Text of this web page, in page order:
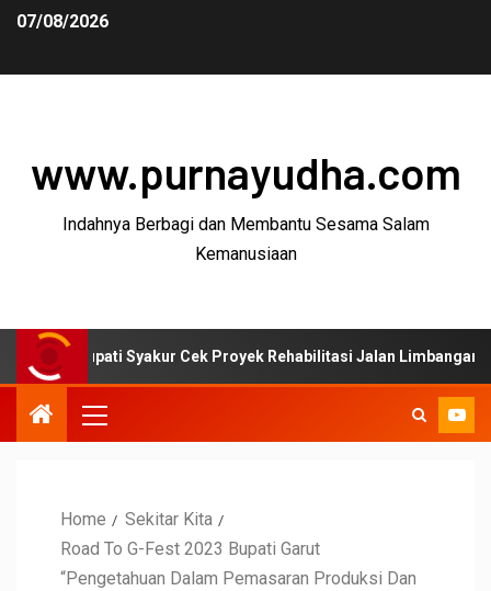
07/08/2026
www.purnayudha.com
Indahnya Berbagi dan Membantu Sesama Salam
Kemanusiaan
Syakur Cek Proyek Rehabilitasi Jalan Limbangan–Selaawi
Home
Sekitar Kita
Road To G-Fest 2023 Bupati Garut
“Pengetahuan Dalam Pemasaran Produksi Dan